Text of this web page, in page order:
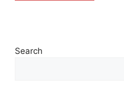
Search